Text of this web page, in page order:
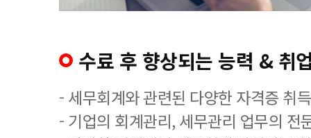
수료 후 향상되는 능력 & 취
- 세무회계와 관련된 다양한 자격증 취
- 기업의 회계관리, 세무관리 업무의 전